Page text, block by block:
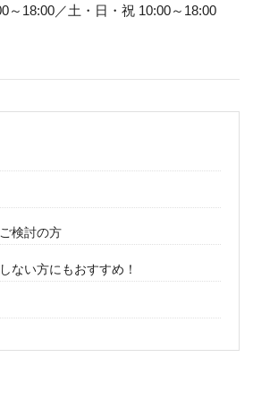
～18:00／土・日・祝 10:00～18:00
検討の方
ない方にもおすすめ！